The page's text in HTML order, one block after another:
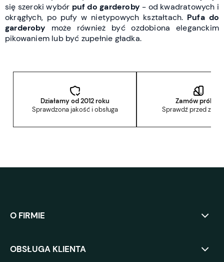
się szeroki wybór puf do garderoby - od kwadratowych i
okrągłych, po pufy w nietypowych kształtach. Pufa do
garderoby może również być ozdobiona eleganckim
pikowaniem lub być zupełnie gładka.
Działamy od 2012 roku
Sprawdzona jakość i obsługa
Zamów próbkę
Sprawdź przed
O FIRMIE
OBSŁUGA KLIENTA